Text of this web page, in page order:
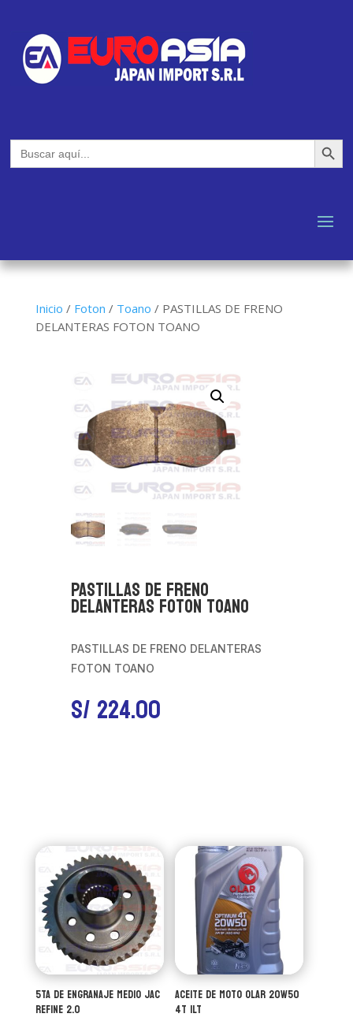
Buscar: Botón de
Inicio / Foton / Toano / PASTILLAS DE FRENO
DELANTERAS FOTON TOANO
PASTILLAS DE FRENO
DELANTERAS FOTON TOANO
PASTILLAS DE FRENO DELANTERAS
FOTON TOANO
S/224.00
5TA DE ENGRANAJE MEDIO JAC
REFINE 2.0
ACEITE DE MOTO OLAR 20W50
4T 1LT